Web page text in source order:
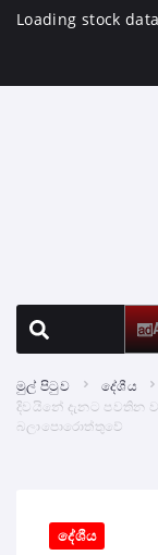
Loading stock
මුල් පිටුව
දේශීය
දිවයිනේ දැනට පවතින
බලාපොරොත්තුවේ
දේශීය